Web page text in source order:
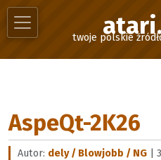
twoje polskie
AspeQt-2K26
Autor: dely / Blowjobb / NG |